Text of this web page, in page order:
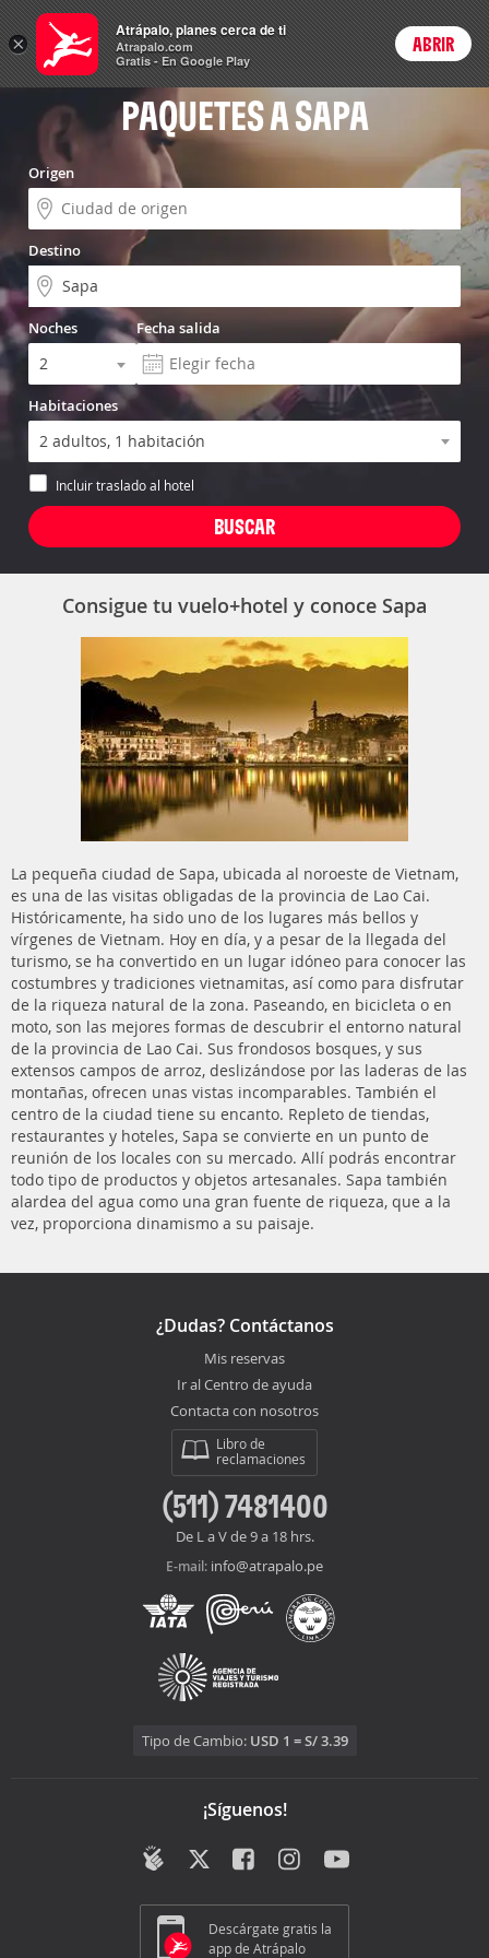
Vuelo+Hotel Login
PAQUETES A SAPA
Origen
Destino
Noches Fecha salida
Habitaciones
Incluir traslado al hotel
Consigue tu vuelo+hotel y conoce Sapa
La pequeña ciudad de Sapa, ubicada al noroeste de Vietnam,
es una de las visitas obligadas de la provincia de Lao Cai.
Históricamente, ha sido uno de los lugares más bellos y
vírgenes de Vietnam. Hoy en día, y a pesar de la llegada del
turismo, se ha convertido en un lugar idóneo para conocer las
costumbres y tradiciones vietnamitas, así como para disfrutar
de la riqueza natural de la zona. Paseando, en bicicleta o en
moto, son las mejores formas de descubrir el entorno natural
de la provincia de Lao Cai. Sus frondosos bosques, y sus
extensos campos de arroz, deslizándose por las laderas de las
montañas, ofrecen unas vistas incomparables. También el
centro de la ciudad tiene su encanto. Repleto de tiendas,
restaurantes y hoteles, Sapa se convierte en un punto de
reunión de los locales con su mercado. Allí podrás encontrar
todo tipo de productos y objetos artesanales. Sapa también
alardea del agua como una gran fuente de riqueza, que a la
vez, proporciona dinamismo a su paisaje.
¿Dudas? Contáctanos
Mis reservas
Ir al Centro de ayuda
Contacta con nosotros
Libro de
reclamaciones
(511) 7481400
De L a V de 9 a 18 hrs.
E-mail: info@atrapalo.pe
Tipo de Cambio: USD 1 = S/ 3.39
¡Síguenos!
Descárgate gratis la
app de Atrápalo
×
Atrápalo, planes cerca de ti
Atrapalo.com
Gratis - En Google Play
ABRIR